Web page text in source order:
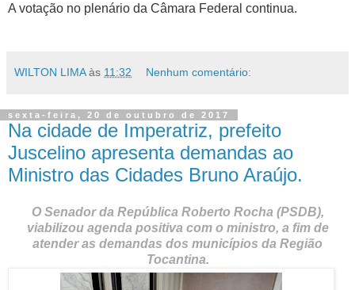
A votação no plenário da Câmara Federal continua.
WILTON LIMA às 11:32 Nenhum comentário:
sexta-feira, 20 de outubro de 2017
Na cidade de Imperatriz, prefeito
Juscelino apresenta demandas ao
Ministro das Cidades Bruno Araújo.
O Senador da República Roberto Rocha (PSDB),
viabilizou agenda positiva com o ministro, a fim de
atender as demandas dos municípios da Região
Tocantina.